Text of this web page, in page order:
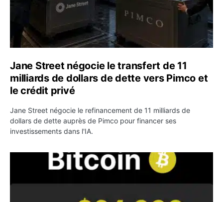
Jane Street négocie le transfert de 11
milliards de dollars de dette vers Pimco et
le crédit privé
Jane Street négocie le refinancement de 11 milliards de
dollars de dette auprès de Pimco pour financer ses
investissements dans l'IA.
Bitcoin stagne à 64 000 dollars pendant que les